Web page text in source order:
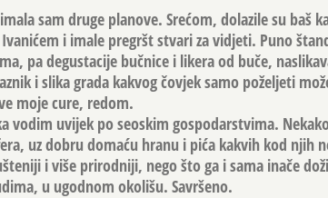
sam druge planove. Srećom, dolazile su baš
i imale pregršt stvari za vidjeti. Puno
pa degustacije bučnice i likera od buče,
i slika grada kakvog čovjek samo poželjeti
moje cure, redom.
vodim uvijek po seoskim gospodarstvima.
uz dobru domaću hranu i pića kakvih kod njih
i više prirodniji, nego što ga i sama inače
u ugodnom okolišu. Savršeno.